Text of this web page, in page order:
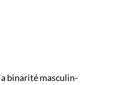
binarité masculin-